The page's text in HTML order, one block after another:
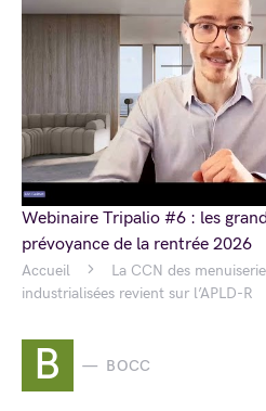
Accueil
La CCN des
industrialisées revient sur l’APLD-R
B BOCC
Webinaire Tripalio #6 : les
prévoyance de la rentrée 2026